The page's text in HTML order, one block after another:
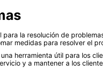
la resolución de
medidas para resolver el
herramienta útil para los
y a mantener a los